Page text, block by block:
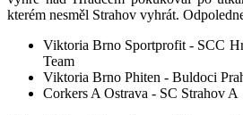
kterém nesměl Strahov vyhrát.
Viktoria Brno Sportprofit - SCC
Team
Viktoria Brno Phiten - Buldoci
Corkers A Ostrava - SC Strahov A